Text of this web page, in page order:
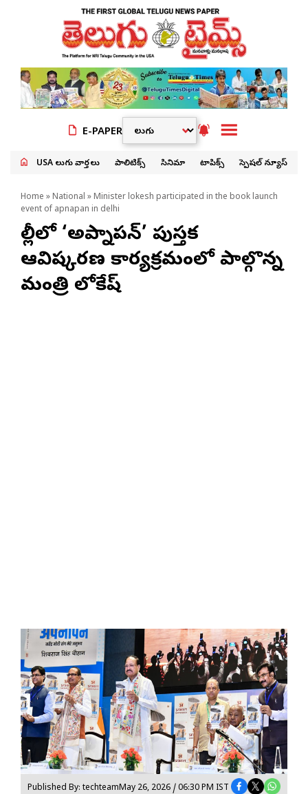
E-PAPER
USA తెలుగు వార్తలు పాలిటిక్స్ సినిమా టాపిక్స్ స్పెషల్ న్యూస్
Home » National » Minister lokesh participated in the book launch
event of apnapan in delhi
ఢిల్లీలో ‘అప్నాపన్’ పుస్తక
ఆవిష్కరణ కార్యక్రమంలో పాల్గొన్న
మంత్రి లోకేష్
Published By: techteamMay 26, 2026 / 06:30 PM IST